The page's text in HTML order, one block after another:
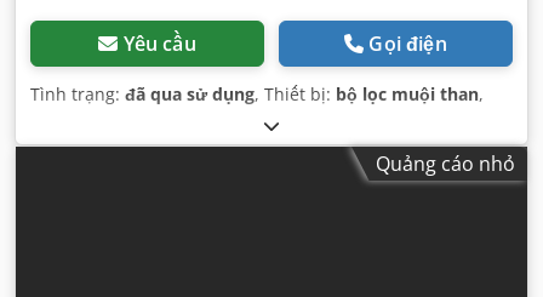
Yêu cầu Gọi điện
Tình trạng: đã qua sử dụng, Thiết bị: bộ lọc muội than,
Quảng cáo nhỏ